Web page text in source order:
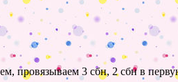
провязываем 3 сбн, 2 сбн в